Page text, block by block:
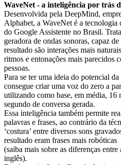
WaveNet - a inteligência por trás
Desenvolvida pela DeepMind,
Alphabet, a WaveNet é a tecnologia
do Google Assistente no Brasil.
geradora de ondas sonoras, capaz
resultado são interações mais
ritmos e entonações mais parecidos
pessoas.
Para se ter uma ideia do potencial
consegue criar uma voz do zero a
utilizando como base, em média, 16
segundo de conversa gerada.
Essa inteligência também permite
palavras e frases, ao contrário da
‘costura’ entre diversos sons
resultado eram frases mais
(saiba mais sobre as diferenças entre
inglês).